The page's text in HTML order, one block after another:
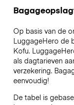
Op basis van de
LuggageHero de
Kofu.
als dagtarieven
verzekering.
eenvoudig!
De tabel is